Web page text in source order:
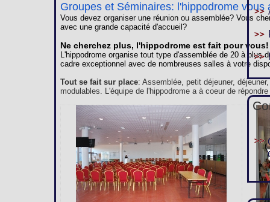
Groupes et Séminaires: l'hippodrome vous
Vous devez organiser une réunion ou assemblée? Vous
avec une grande capacité d'accueil?
Ne cherchez plus, l'hippodrome est fait pour vous!
L'hippodrome organise tout type d'assemblée de 20 à plus
cadre exceptionnel avec de nombreuses salles à votre
Tout se fait sur place: Assemblée, petit déjeuner,
modulables. L'équipe de l'hippodrome a à coeur de